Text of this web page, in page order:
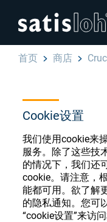
Cookie设置
我们使用cookie来
服务。除了这些技
的情况下，我们还
cookie。请注意，
能都可用。欲了解
的隐私通知。您可
“cookie设置”来访
汉语
眼镜光学
精密光学
English
Deutsch
Español
Français
首页 商店
眼镜光学
注册或登录以访
种眼镜光学耗材